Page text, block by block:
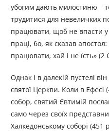
убогим дають милостиню –
трудитися для невеличких
працювати, щоб не впасти у
праці, бо, як сказав
працювати, хай і не їсть» (2
Однак і в далекій пустелі
святої Церкви. Коли в Ефесі
собор, святий Євтимій
само через своїх
Халкедонському соборі (451